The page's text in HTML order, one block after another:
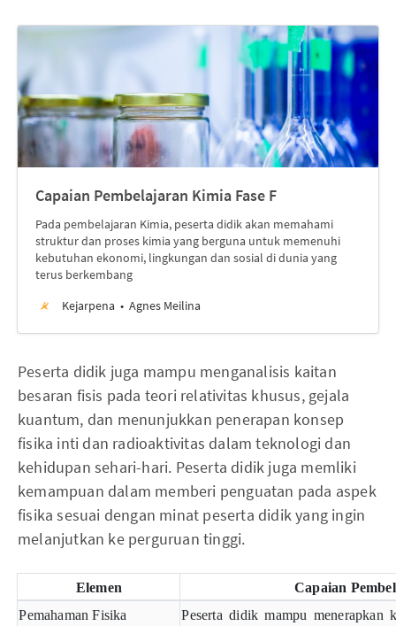
Capaian Pembelajaran Kimia Fase F
Pada pembelajaran Kimia, peserta didik akan memahami
struktur dan proses kimia yang berguna untuk memenuhi
kebutuhan ekonomi, lingkungan dan sosial di dunia yang
terus berkembang
Kejarpena
Agnes Meilina
Peserta didik juga mampu menganalisis kaitan
besaran fisis pada teori relativitas khusus, gejala
kuantum, dan menunjukkan penerapan konsep
fisika inti dan radioaktivitas dalam teknologi dan
kehidupan sehari-hari. Peserta didik juga memliki
kemampuan dalam memberi penguatan pada aspek
fisika sesuai dengan minat peserta didik yang ingin
melanjutkan ke perguruan tinggi.
Elemen
Capaian
Pemahaman Fisika
Peserta didik mampu menerapkan